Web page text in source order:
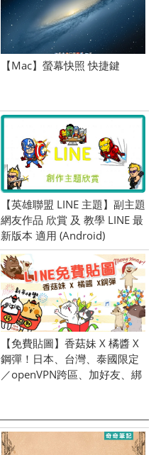
【Mac】螢幕快照 快捷鍵
【英雄聯盟 LINE 主題】副主題
網友作品 欣賞 及 教學 LINE 最
新版本 適用 (Android)
【免費貼圖】香菇妹 X 橘醬 X
鋼彈！日本、台灣、泰國限定
／openVPN跨區、加好友、綁